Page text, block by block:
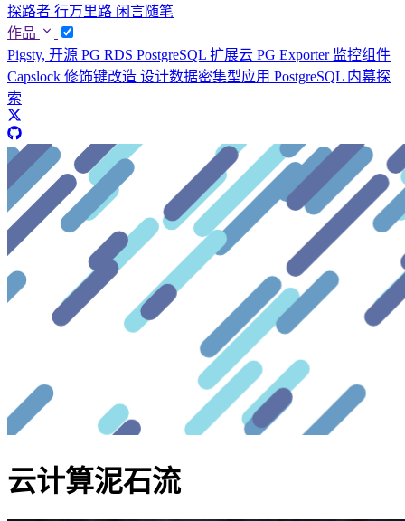
探路者 行万里路 闲言随笔
作品
Pigsty, 开源 PG RDS PostgreSQL 扩展云 PG Exporter 监控组件
Capslock 修饰键改造 设计数据密集型应用 PostgreSQL 内幕探
索
云计算泥石流